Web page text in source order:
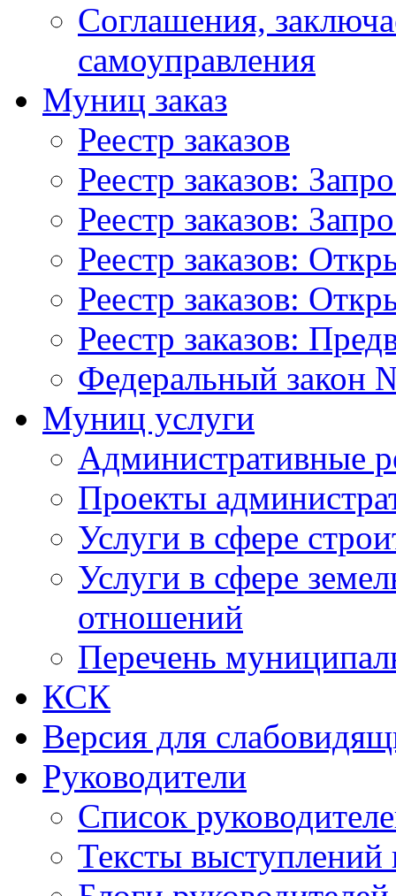
Соглашения,
самоуправления
Муниц заказ
Реестр заказов
Реестр заказов:
Реестр заказов:
Реестр заказов:
Реестр заказов:
Реестр заказов:
Федеральный закон
Муниц услуги
Административные
Проекты
Услуги в сфере
Услуги в сфере
отношений
Перечень
КСК
Версия для
Руководители
Список
Тексты выступлений